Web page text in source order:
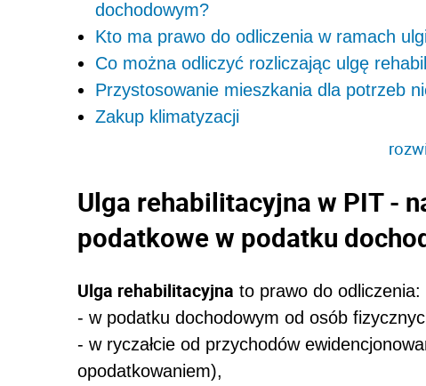
dochodowym?
Kto ma prawo do odliczenia w ramach
Co można odliczyć rozliczając ulgę
Przystosowanie mieszkania dla potrzeb
Zakup klimatyzacji
Ulga rehabilitacyjna w PIT -
podatkowe w podatku
Ulga rehabilitacyjna to prawo do odliczenia:
- w podatku dochodowym od osób
- w ryczałcie od przychodów
opodatkowaniem),